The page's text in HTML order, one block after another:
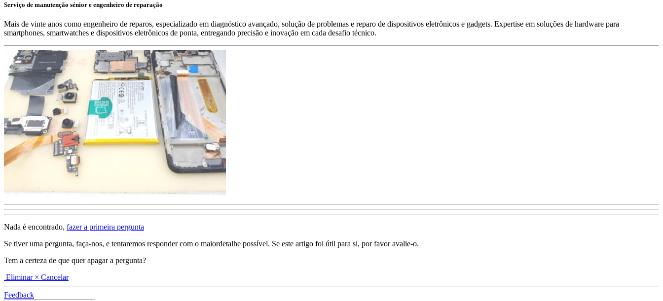
Serviço de manutenção sénior e engenheiro de reparação
Mais de vinte anos como engenheiro de reparos, especializado em diagnóstico avançado, solução de problemas e reparo de dispositivos eletrônicos e gadgets. Expertise em soluções de hardware para
smartphones, smartwatches e dispositivos eletrônicos de ponta, entregando precisão e inovação em cada desafio técnico.
Nada é encontrado, fazer a primeira pergunta
Se tiver uma pergunta, faça-nos, e tentaremos responder com o maiordetalhe possível. Se este artigo foi útil para si, por favor avalie-o.
Tem a certeza de que quer apagar a pergunta?
Eliminar × Cancelar
Feedback